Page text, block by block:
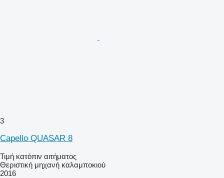
3
Capello QUASAR 8
Τιμή κατόπιν αιτήματος
Θεριστική μηχανή καλαμποκιού
2016